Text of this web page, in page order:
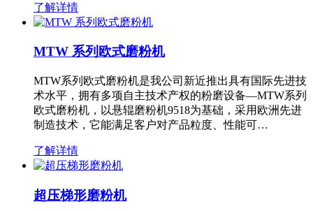
了解详情
MTW 系列欧式磨粉机
MTW系列欧式磨粉机是我公司新近推出具有国际先进技
术水平，拥有多项自主技术产权的粉磨设备—MTW系列
欧式磨粉机，以悬辊磨粉机9518为基础，采用欧洲先进
制造技术，它能满足客户对产品粒度、性能可…
了解详情
超压梯形磨粉机